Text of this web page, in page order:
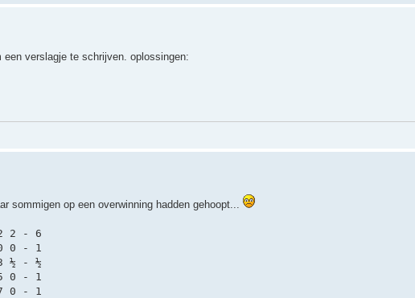
verslagje te schrijven. oplossingen:
sommigen op een overwinning hadden gehoopt...
2 - 6
0 - 1
½ - ½
0 - 1
0 - 1